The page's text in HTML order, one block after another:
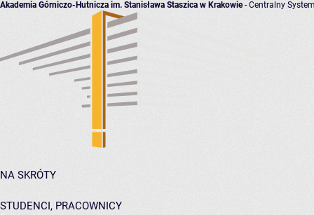
Akademia Górniczo-Hutnicza im. Stanisława Staszica w Krakowie- Centralny
NA SKRÓTY
STUDENCI, PRACOWNICY